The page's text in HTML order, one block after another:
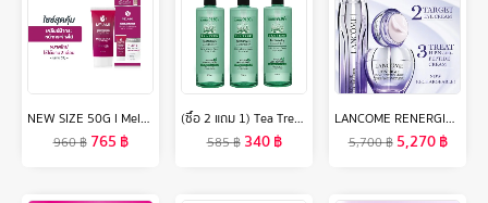
NEW SIZE 50G l Melamii เมลามิครีมทาฝ้า กระ จุดด่างดำ
960฿ 765 ฿
(ซื้อ 2 แถม 1) Tea Tree ที ทรี เจลอาบน้ำ มายด์แอนด์ดีพคลีน 500 มล. Naturally Mild & Deep Clean Body Wash 500ml. X 2 Free 1
585฿ 340฿
LANCOME RENERGIE H.C.F. TRIPLE SERUM 50 ML ลังโคมเซรั่มผสาน 3 พลัง ป้องกันริ้วรอยแห่งวัยในหนึ่งเดียว (เซรั่ม ลังโคม ริ้วรอย ไฮยา วิตซี)
5,700฿ 5,270฿